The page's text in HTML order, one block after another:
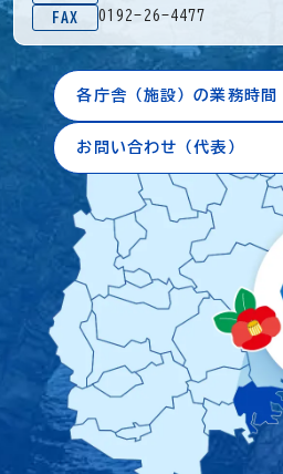
FAX
0192-26-4477
各庁舎（施設）の業務時間
お問い合わせ（代表）